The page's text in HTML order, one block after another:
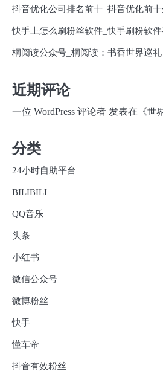
抖音优化公司排名前十_抖音优化前十
快手上怎么刷粉丝软件_快手刷粉软件
桐阅读公众号_桐阅读：书香世界巡礼
近期评论
一位 WordPress 评论者 发表在《世
分类
24小时自助平台
BILIBILI
QQ音乐
头条
小红书
微信公众号
微博粉丝
快手
懂车帝
抖音有效粉丝